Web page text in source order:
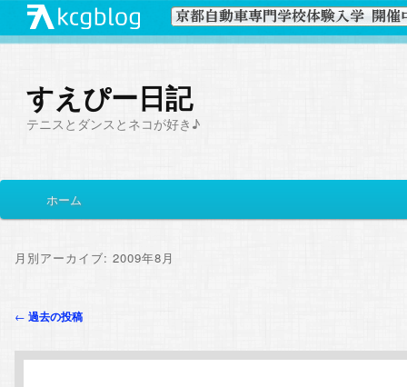
すえぴー日記
テニスとダンスとネコが好き♪
イ
メ
サ
ホーム
月別アーカイブ:2009年8月
投
ナ
← 過去の投稿